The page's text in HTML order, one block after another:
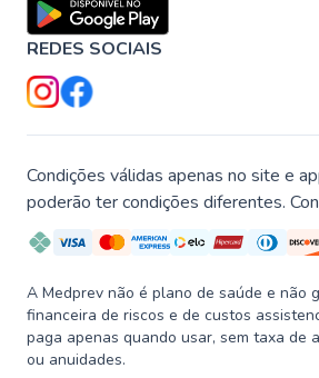
REDES SOCIAIS
Condições válidas apenas no site e
poderão ter condições diferentes.
A Medprev não é plano de saúde e não
financeira de riscos e de custos
paga apenas quando usar, sem taxa de
ou anuidades.